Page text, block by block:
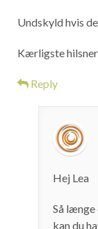
Undskyld hvis
Kærligste hilsner
Reply
Hej Lea
Så længe
kan du